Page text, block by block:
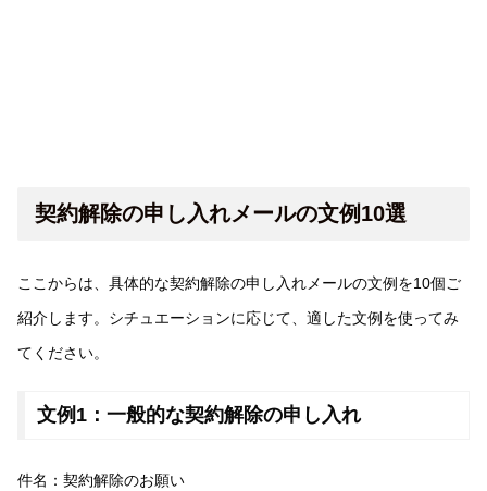
契約解除の申し入れメールの文例10選
ここからは、具体的な契約解除の申し入れメールの文例を10個ご
紹介します。シチュエーションに応じて、適した文例を使ってみ
てください。
文例1：一般的な契約解除の申し入れ
件名：契約解除のお願い